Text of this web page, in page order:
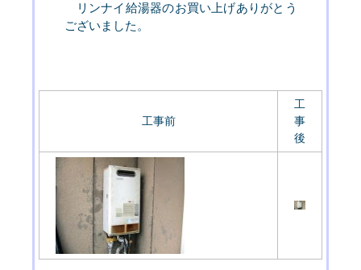
リンナイ給湯器のお買い上げありがとう
ございました。
工事前
工
事
後